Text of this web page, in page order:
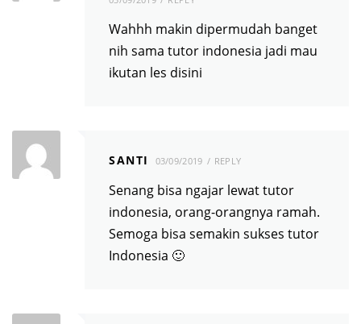
Wahhh makin dipermudah banget
nih sama tutor indonesia jadi mau
ikutan les disini
SANTI 03/09/2019 REPLY
Senang bisa ngajar lewat tutor
indonesia, orang-orangnya ramah.
Semoga bisa semakin sukses tutor
Indonesia 🙂